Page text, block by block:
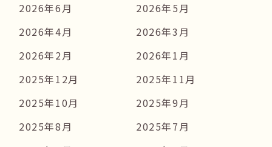
2026年6月
2026年5月
2026年4月
2026年3月
2026年2月
2026年1月
2025年12月
2025年11月
2025年10月
2025年9月
2025年8月
2025年7月